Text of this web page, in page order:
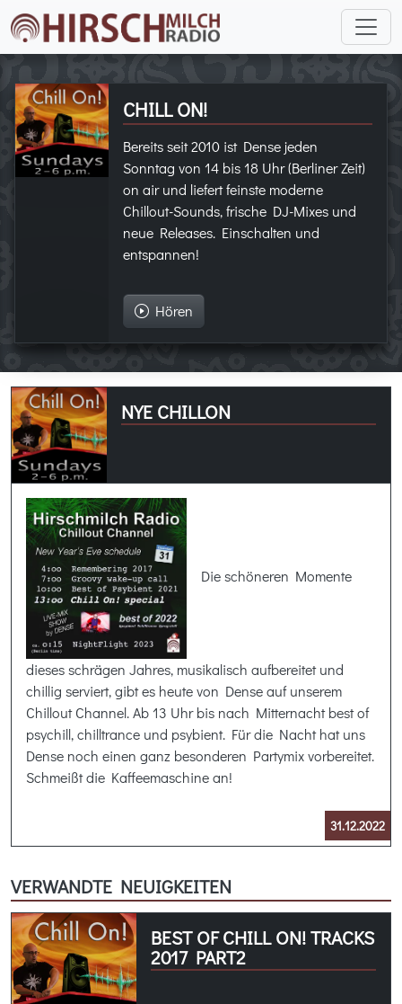
CHILL ON!
Bereits seit 2010 ist Dense jeden
Sonntag von 14 bis 18 Uhr (Berliner Zeit)
on air und liefert feinste moderne
Chillout-Sounds, frische DJ-Mixes und
neue Releases. Einschalten und
entspannen!
Hören
NYE CHILLON
Die schöneren Momente
dieses schrägen Jahres, musikalisch aufbereitet und
chillig serviert, gibt es heute von Dense auf unserem
Chillout Channel. Ab 13 Uhr bis nach Mitternacht best of
psychill, chilltrance und psybient. Für die Nacht hat uns
Dense noch einen ganz besonderen Partymix vorbereitet.
Schmeißt die Kaffeemaschine an!
31.12.2022
VERWANDTE NEUIGKEITEN
BEST OF CHILL ON! TRACKS
2017 PART2